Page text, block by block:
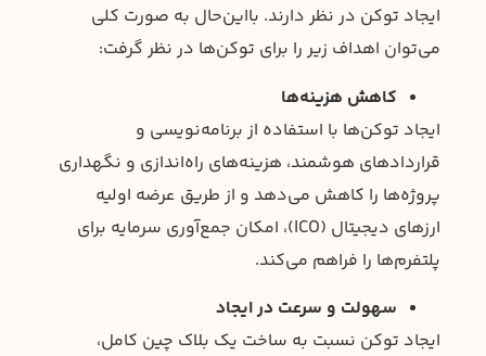
ایجاد توکن در نظر دارند. بااین‌حال به صورت کلی
می‌توان اهداف زیر را برای توکن‌ها در نظر گرفت:
کاهش هزینه‌ها
ایجاد توکن‌ها با استفاده از برنامه‌نویسی و
قراردادهای هوشمند، هزینه‌های راه‌اندازی و نگهداری
پروژه‌ها را کاهش می‌دهد و از طریق عرضه اولیه
ارزهای دیجیتال (ICO)، امکان جمع‌آوری سرمایه برای
پلتفرم‌ها را فراهم می‌کند.
سهولت و سرعت در ایجاد
ایجاد توکن نسبت به ساخت یک بلاک چین کامل،